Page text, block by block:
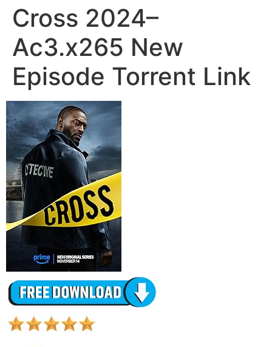
Cross 2024–
Ac3.x265 New
Episode Torrent Link